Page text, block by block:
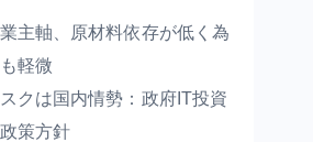
主軸、原材料依存が低く為
軽微
クは国内情勢：政府IT投資
策方針